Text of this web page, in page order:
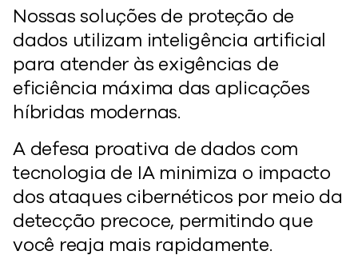
Nossas soluções de proteção de
dados utilizam inteligência artificial
para atender às exigências de
eficiência máxima das aplicações
híbridas modernas.
A defesa proativa de dados com
tecnologia de IA minimiza o impacto
dos ataques cibernéticos por meio da
detecção precoce, permitindo que
você reaja mais rapidamente.